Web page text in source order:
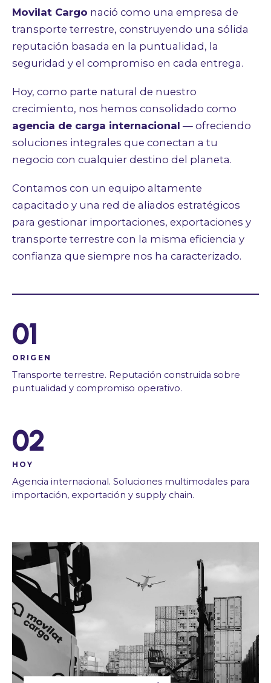
Movilat Cargo nació como una empresa de
transporte terrestre, construyendo una sólida
reputación basada en la puntualidad, la
seguridad y el compromiso en cada entrega.
Hoy, como parte natural de nuestro
crecimiento, nos hemos consolidado como
agencia de carga internacional — ofreciendo
soluciones integrales que conectan a tu
negocio con cualquier destino del planeta.
Contamos con un equipo altamente
capacitado y una red de aliados estratégicos
para gestionar importaciones, exportaciones y
transporte terrestre con la misma eficiencia y
confianza que siempre nos ha caracterizado.
01
ORIGEN
Transporte terrestre. Reputación construida sobre
puntualidad y compromiso operativo.
02
HOY
Agencia internacional. Soluciones multimodales para
importación, exportación y supply chain.